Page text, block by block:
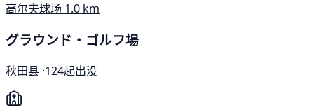
高尔夫球场 1.0 km
グラウンド・ゴルフ場
秋田县 ·124起出没